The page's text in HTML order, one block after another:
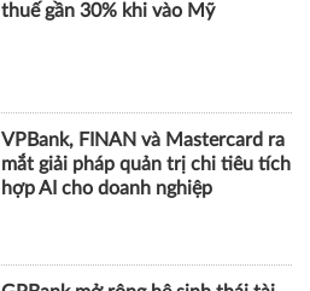
thuế gần 30% khi vào Mỹ
VPBank, FINAN và Mastercard ra
mắt giải pháp quản trị chi tiêu tích
hợp AI cho doanh nghiệp